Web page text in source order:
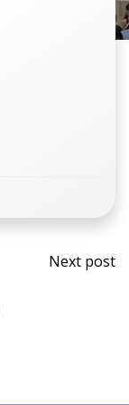
Next post